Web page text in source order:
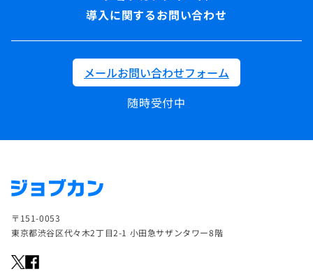
導入に関するお問い合わせ
メールお問い合わせフォーム
随時受付中
〒151-0053
東京都渋谷区代々木2丁目2-1 小田急サザンタワー8階